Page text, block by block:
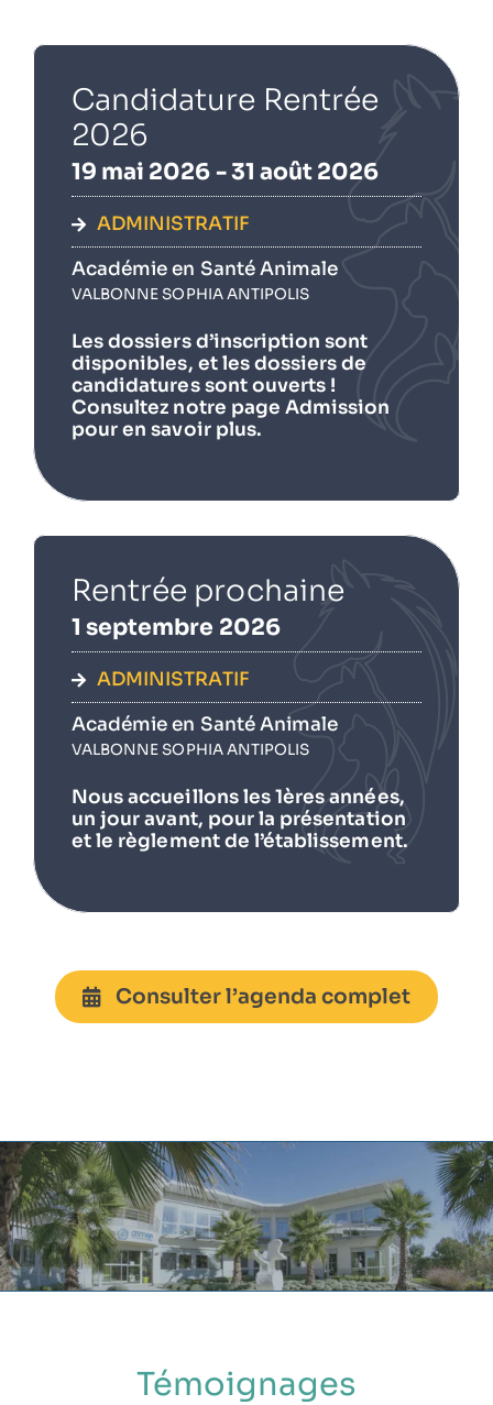
Candidature Rentrée
2026
19 mai 2026 - 31 août 2026
ADMINISTRATIF
Académie en Santé Animale
VALBONNE SOPHIA ANTIPOLIS
Les dossiers d’inscription sont
disponibles, et les dossiers de
candidatures sont ouverts !
Consultez notre page Admission
pour en savoir plus.
Rentrée prochaine
1 septembre 2026
ADMINISTRATIF
Académie en Santé Animale
VALBONNE SOPHIA ANTIPOLIS
Nous accueillons les 1ères années,
un jour avant, pour la présentation
et le règlement de l’établissement.
Consulter l’agenda complet
Témoignages